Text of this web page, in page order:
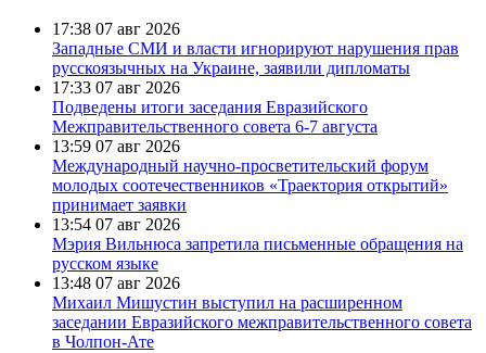
17:38 07 авг 2026
Западные СМИ и власти игнорируют нарушения прав
русскоязычных на Украине, заявили дипломаты
17:33 07 авг 2026
Подведены итоги заседания Евразийского
Межправительственного совета 6-7 августа
13:59 07 авг 2026
Международный научно-просветительский форум
молодых соотечественников «Траектория открытий»
принимает заявки
13:54 07 авг 2026
Мэрия Вильнюса запретила письменные обращения на
русском языке
13:48 07 авг 2026
Михаил Мишустин выступил на расширенном
заседании Евразийского межправительственного совета
в Чолпон-Ате